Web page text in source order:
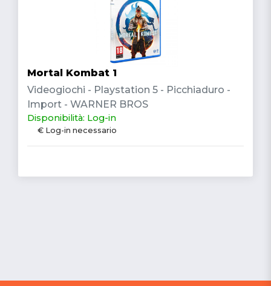
Mortal Kombat 1
Videogiochi - Playstation 5 - Picchiaduro -
Import - WARNER BROS
Disponibilità: Log-in
€ Log-in necessario